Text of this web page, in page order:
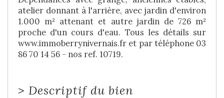
atelier donnant à l'arrière, avec jardin d'environ
1.000 m² attenant et autre jardin de 726 m²
proche d'un cours d'eau. Tous les détails sur
www.immoberrynivernais.fr et par téléphone 03
86 70 14 56 - nos ref. 10719.
> Descriptif du bien